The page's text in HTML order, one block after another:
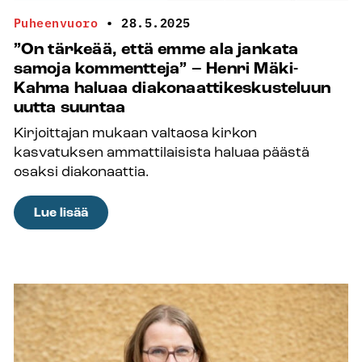
Puheenvuoro • 28.5.2025
”On tärkeää, että emme ala jankata
samoja kommentteja” – Henri Mäki-
Kahma haluaa diakonaattikeskusteluun
uutta suuntaa
Kirjoittajan mukaan valtaosa kirkon
kasvatuksen ammattilaisista haluaa päästä
osaksi diakonaattia.
Lue lisää:
”On
emme
ala
jankata
samoja